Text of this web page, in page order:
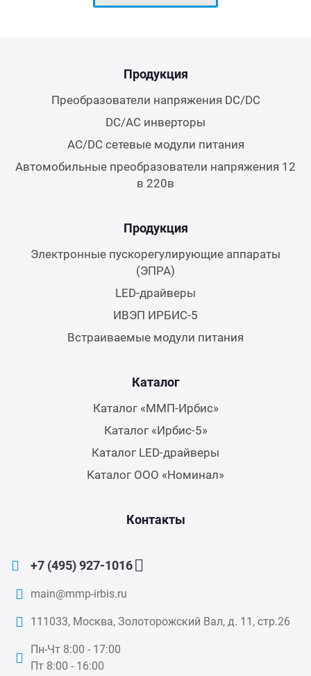
Продукция
Преобразователи напряжения DC/DC
DC/AC инверторы
AC/DC сетевые модули питания
Автомобильные преобразователи напряжения 12
в 220в
Продукция
Электронные пускорегулирующие аппараты
(ЭПРА)
LED-драйверы
ИВЭП ИРБИС-5
Встраиваемые модули питания
Каталог
Каталог «ММП-Ирбис»
Каталог «Ирбис-5»
Каталог LED-драйверы
Каталог ООО «Номинал»
Контакты
+7 (495) 927-1016
main@mmp-irbis.ru
111033, Москва, Золоторожский Вал, д. 11, стр.26
Пн-Чт 8:00 - 17:00
Пт 8:00 - 16:00